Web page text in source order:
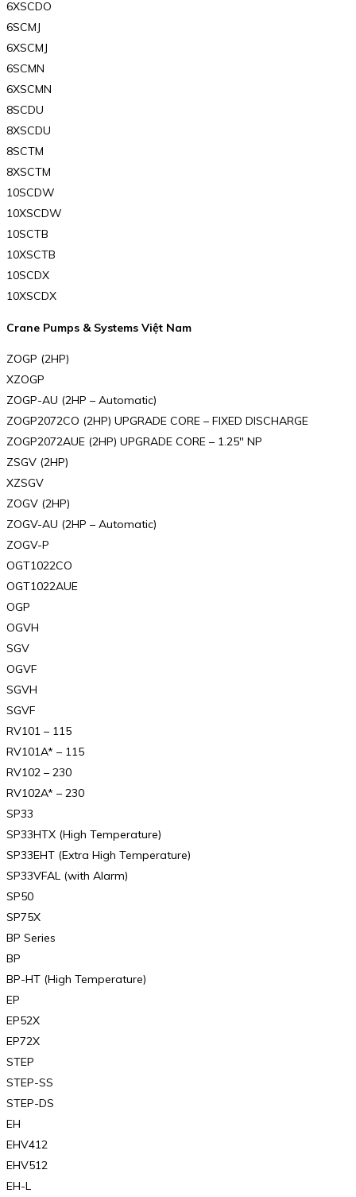
6XSCDO
6SCMJ
6XSCMJ
6SCMN
6XSCMN
8SCDU
8XSCDU
8SCTM
8XSCTM
10SCDW
10XSCDW
10SCTB
10XSCTB
10SCDX
10XSCDX
Crane Pumps & Systems Việt Nam
ZOGP (2HP)
XZOGP
ZOGP-AU (2HP – Automatic)
ZOGP2072CO (2HP) UPGRADE CORE – FIXED DISCHARGE
ZOGP2072AUE (2HP) UPGRADE CORE – 1.25″ NP
ZSGV (2HP)
XZSGV
ZOGV (2HP)
ZOGV-AU (2HP – Automatic)
ZOGV-P
OGT1022CO
OGT1022AUE
OGP
OGVH
SGV
OGVF
SGVH
SGVF
RV101 – 115
RV101A* – 115
RV102 – 230
RV102A* – 230
SP33
SP33HTX (High Temperature)
SP33EHT (Extra High Temperature)
SP33VFAL (with Alarm)
SP50
SP75X
BP Series
BP
BP-HT (High Temperature)
EP
EP52X
EP72X
STEP
STEP-SS
STEP-DS
EH
EHV412
EHV512
EH-L